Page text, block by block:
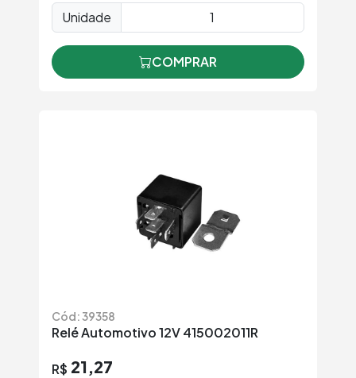
Unidade
COMPRAR
Cód: 39358
Relé Automotivo 12V 415002011R
R$ 21,27